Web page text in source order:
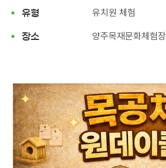
유형 유치원 체험
장소 양주목재문화체험장